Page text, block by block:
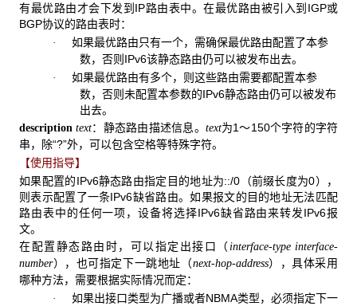
有最优路由才会下发到IP路由表中。在最优路由被引入到IGP或
BGP协议的路由表时：
· 如果最优路由只有一个，需确保最优路由配置了本参
数，否则IPv6该静态路由仍可以被发布出去。
· 如果最优路由有多个，则这些路由需要都配置本参
数，否则未配置本参数的IPv6静态路由仍可以被发布
出去。
descriptiontext：静态路由描述信息。 text为1～150个字符的字符
串，除“?”外，可以包含空格等特殊字符。
【使用指导】
如果配置的IPv6静态路由指定目的地址为::/0（前缀长度为0），
则表示配置了一条IPv6缺省路由。如果报文的目的地址无法匹配
路由表中的任何一项，设备将选择IPv6缺省路由来转发IPv6报
文。
在配置静态路由时，可以指定出接口（interface-type interface-
number），也可指定下一跳地址（next-hop-address），具体采用
哪种方法，需要根据实际情况而定：
· 如果出接口类型为广播或者NBMA类型，必须指定下一